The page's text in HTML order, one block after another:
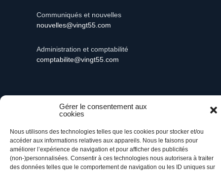
Gérer le consentement aux
cookies
Nous utilisons des technologies telles que les cookies pour stocker et/ou
accéder aux informations relatives aux appareils. Nous le faisons pour
améliorer l’expérience de navigation et pour afficher des publicités
(non-)personnalisées. Consentir à ces technologies nous autorisera à traiter
des données telles que le comportement de navigation ou les ID uniques sur
Communiqués et nouvelles
nouvelles@vingt55.com
Administration et comptabilité
comptabilite@vingt55.com
Vingt55©Propulsé par Versom VR - Tous droits
réservés.
Retour à l’accueil